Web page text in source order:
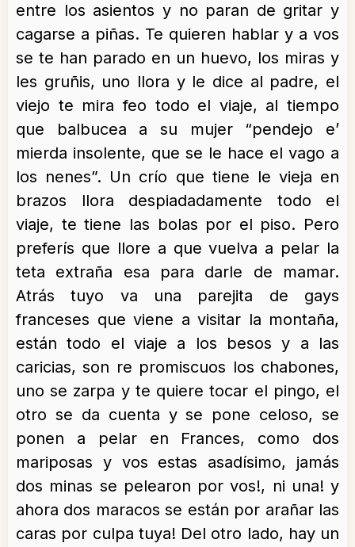
entre los asientos y no paran de gritar y
cagarse a piñas. Te quieren hablar y a vos
se te han parado en un huevo, los miras y
les gruñis, uno llora y le dice al padre, el
viejo te mira feo todo el viaje, al tiempo
que balbucea a su mujer “pendejo e’
mierda insolente, que se le hace el vago a
los nenes”. Un crío que tiene le vieja en
brazos llora despiadadamente todo el
viaje, te tiene las bolas por el piso. Pero
preferís que llore a que vuelva a pelar la
teta extraña esa para darle de mamar.
Atrás tuyo va una parejita de gays
franceses que viene a visitar la montaña,
están todo el viaje a los besos y a las
caricias, son re promiscuos los chabones,
uno se zarpa y te quiere tocar el pingo, el
otro se da cuenta y se pone celoso, se
ponen a pelar en Frances, como dos
mariposas y vos estas asadísimo, jamás
dos minas se pelearon por vos!, ni una! y
ahora dos maracos se están por arañar las
caras por culpa tuya! Del otro lado, hay un